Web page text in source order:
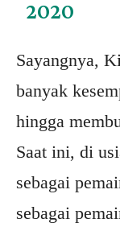
2020
Sayangnya,
banyak
hingga
Saat ini, di
sebagai
sebagai